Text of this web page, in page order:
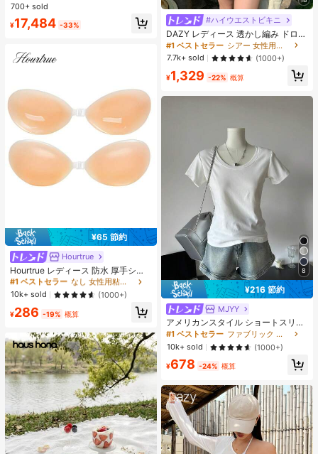
ーバル版 4G LTE、Android 15、50
イ、6000mAh大容量バッテリー、4
5W急速充電、オクタコアチップセッ
#1 ベストセラー
売り切れ間近！
700+ sold
¥17,484 -33%
¥65 節約
Hourtrue
Hourtrue レディース 防水 厚手シリ
コン製 ニップルカバー 小さな胸用
リフトアップ＆プッシュイン ウェデ
ィング撮影向け ブライズメイド用
#1 ベストセラー
売り切れ間近！
#1 ベストセラー
なし 女性用粘着ブラ
売り切れ間近！
#1 ベストセラー
なし 女性用粘着ブラ
売り切れ間近！
#1 ベストセラー
売り切れ間近！
10k+ sold (1000+)
¥286 -19% 概算
#ハイウエストビキニ
DAZY レディース 透かし編み ドロッ
プショルダー カバーアップ 夏 シア
ー バケーション ビーチ
#1 ベストセラー
シアー 女性用のカバーアップ
7.7k+ sold
(1000+)
¥1,329 -22% 概算
8
¥216 節約
MJYY
アメリカンスタイル ショートスリー
ブ クルーネック フィッテッド Tシャ
ツ レディース、春夏、新作ホワイト
カジュアルトップス
#1 ベストセラー
売り切れ間近！
#1 ベストセラー
ファブリック 女性用Tシャツ
売り切れ間近！
#1 ベストセラー
ファブリック 女性用Tシャツ
売り切れ間近！
#1 ベストセラー
売り切れ間近！
10k+ sold (1000+)
¥678 -24% 概算